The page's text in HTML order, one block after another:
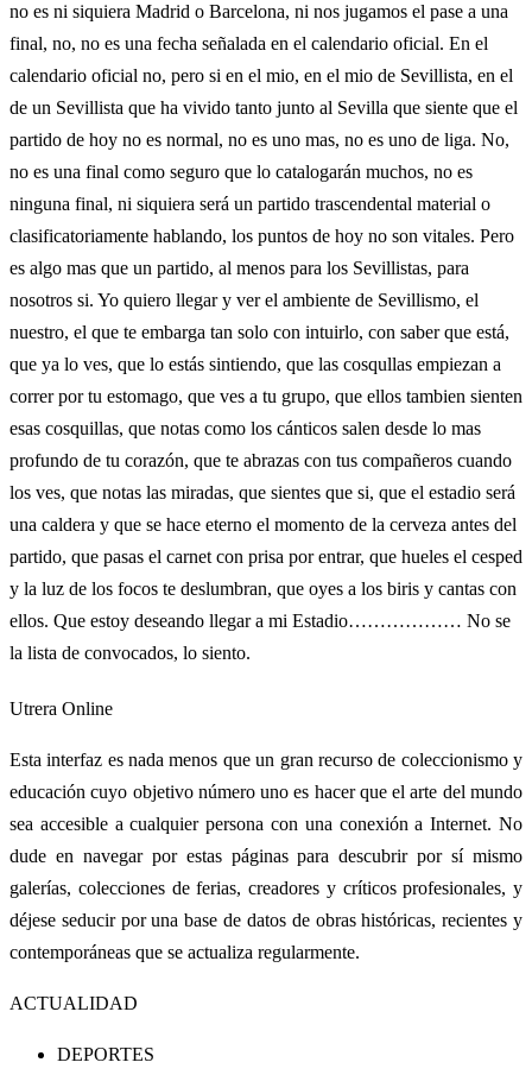
no es ni siquiera Madrid o Barcelona, ni nos jugamos el pase a una
final, no, no es una fecha señalada en el calendario oficial. En el
calendario oficial no, pero si en el mio, en el mio de Sevillista, en el
de un Sevillista que ha vivido tanto junto al Sevilla que siente que el
partido de hoy no es normal, no es uno mas, no es uno de liga. No,
no es una final como seguro que lo catalogarán muchos, no es
ninguna final, ni siquiera será un partido trascendental material o
clasificatoriamente hablando, los puntos de hoy no son vitales. Pero
es algo mas que un partido, al menos para los Sevillistas, para
nosotros si. Yo quiero llegar y ver el ambiente de Sevillismo, el
nuestro, el que te embarga tan solo con intuirlo, con saber que está,
que ya lo ves, que lo estás sintiendo, que las cosqullas empiezan a
correr por tu estomago, que ves a tu grupo, que ellos tambien sienten
esas cosquillas, que notas como los cánticos salen desde lo mas
profundo de tu corazón, que te abrazas con tus compañeros cuando
los ves, que notas las miradas, que sientes que si, que el estadio será
una caldera y que se hace eterno el momento de la cerveza antes del
partido, que pasas el carnet con prisa por entrar, que hueles el cesped
y la luz de los focos te deslumbran, que oyes a los biris y cantas con
ellos. Que estoy deseando llegar a mi Estadio……………… No se
la lista de convocados, lo siento.
Utrera Online
Esta interfaz es nada menos que un gran recurso de coleccionismo y
educación cuyo objetivo número uno es hacer que el arte del mundo
sea accesible a cualquier persona con una conexión a Internet. No
dude en navegar por estas páginas para descubrir por sí mismo
galerías, colecciones de ferias, creadores y críticos profesionales, y
déjese seducir por una base de datos de obras históricas, recientes y
contemporáneas que se actualiza regularmente.
ACTUALIDAD
DEPORTES